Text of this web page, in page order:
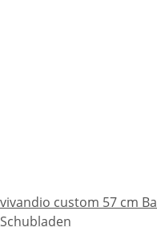
vivandio custom 57 cm
Schubladen